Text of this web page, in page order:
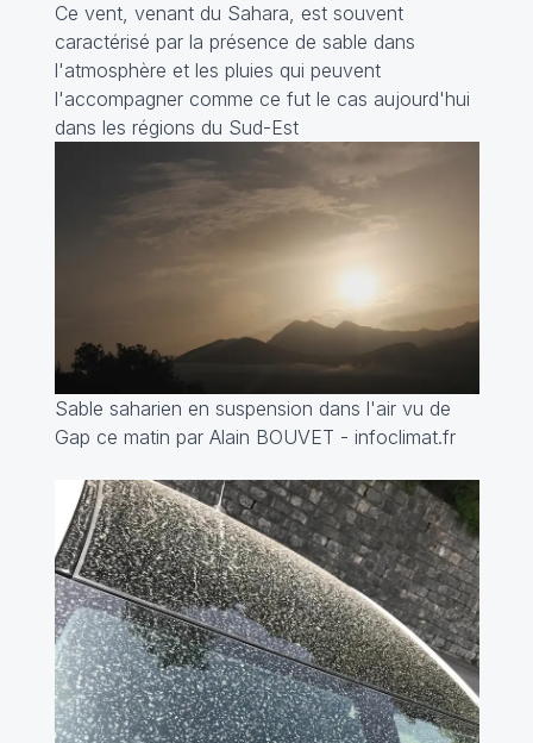
Ce vent, venant du Sahara, est souvent
caractérisé par la présence de sable dans
l'atmosphère et les pluies qui peuvent
l'accompagner comme ce fut le cas aujourd'hui
dans les régions du Sud-Est
Sable saharien en suspension dans l'air vu de
Gap ce matin par Alain BOUVET - infoclimat.fr